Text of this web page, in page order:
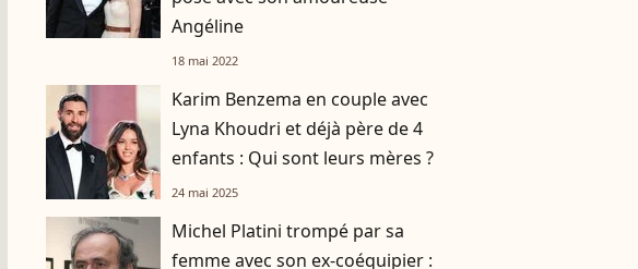
Angéline
18 mai 2022
Karim Benzema en couple avec
Lyna Khoudri et déjà père de 4
enfants : Qui sont leurs mères ?
24 mai 2025
Michel Platini trompé par sa
femme avec son ex-coéquipier :